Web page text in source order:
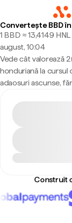
Convertește BBD în
1 BBD ≈ 13,4149
august, 10:04
Vede cât valorează
honduriană la cursul
adaosuri ascunse,
Construit